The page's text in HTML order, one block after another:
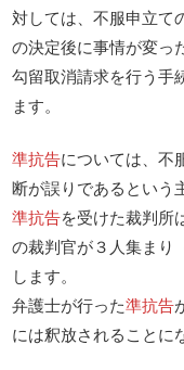
対しては、不服申立て
の決定後に事情が変っ
勾留取消請求を行う手
ます。
準抗告については、不
断が誤りであるという
準抗告を受けた裁判所
の裁判官が３人集まり
します。
弁護士が行った準抗告
には釈放されることに